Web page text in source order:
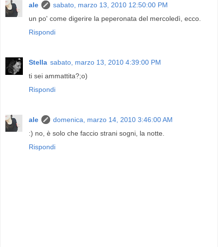
ale
sabato, marzo 13, 2010 12:50:00 PM
un po' come digerire la peperonata del mercoledì, ecco.
Rispondi
Stella sabato, marzo 13, 2010 4:39:00 PM
ti sei ammattita?;o)
Rispondi
ale
domenica, marzo 14, 2010 3:46:00 AM
:) no, è solo che faccio strani sogni, la notte.
Rispondi